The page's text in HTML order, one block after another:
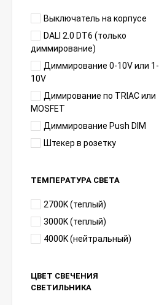
Выключатель на корпусе
DALI 2.0 DT6 (только
диммирование)
Диммирование 0-10V или 1-
10V
Димирование по TRIAC или
MOSFET
Диммирование Push DIM
Штекер в розетку
ТЕМПЕРАТУРА СВЕТА
2700K (теплый)
3000K (теплый)
4000K (нейтральный)
ЦВЕТ СВЕЧЕНИЯ
СВЕТИЛЬНИКА